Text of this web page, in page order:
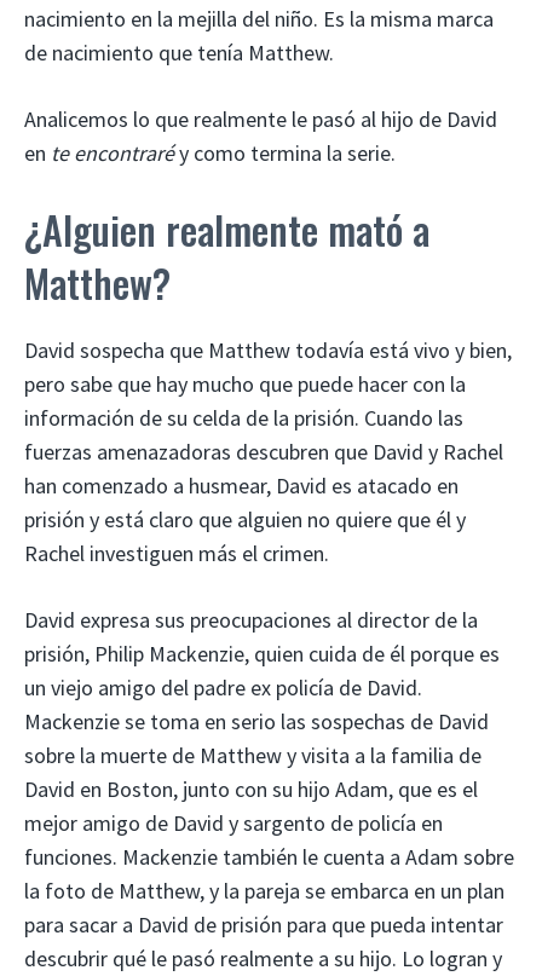
nacimiento en la mejilla del niño. Es la misma marca
de nacimiento que tenía Matthew.
Analicemos lo que realmente le pasó al hijo de David
en te encontraréy como termina la serie.
¿Alguien realmente mató a
Matthew?
David sospecha que Matthew todavía está vivo y bien,
pero sabe que hay mucho que puede hacer con la
información de su celda de la prisión. Cuando las
fuerzas amenazadoras descubren que David y Rachel
han comenzado a husmear, David es atacado en
prisión y está claro que alguien no quiere que él y
Rachel investiguen más el crimen.
David expresa sus preocupaciones al director de la
prisión, Philip Mackenzie, quien cuida de él porque es
un viejo amigo del padre ex policía de David.
Mackenzie se toma en serio las sospechas de David
sobre la muerte de Matthew y visita a la familia de
David en Boston, junto con su hijo Adam, que es el
mejor amigo de David y sargento de policía en
funciones. Mackenzie también le cuenta a Adam sobre
la foto de Matthew, y la pareja se embarca en un plan
para sacar a David de prisión para que pueda intentar
descubrir qué le pasó realmente a su hijo. Lo logran y